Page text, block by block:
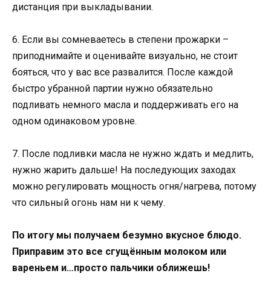
дистанция при выкладывании.
6. Если вы сомневаетесь в степени прожарки –
приподнимайте и оценивайте визуально, не стоит
бояться, что у вас все развалится. После каждой
быстро убранной партии нужно обязательно
подливать немного масла и поддерживать его на
одном одинаковом уровне.
7. После подливки масла не нужно ждать и медлить,
нужно жарить дальше! На последующих заходах
можно регулировать мощность огня/нагрева, потому
что сильный огонь нам ни к чему.
По итогу мы получаем безумно вкусное блюдо.
Приправим это все сгущённым молоком или
вареньем и…просто пальчики оближешь!